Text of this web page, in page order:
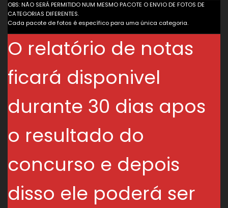
OBS: NÃO SERÁ PERMITIDO NUM MESMO PACOTE O ENVIO DE FOTOS DE
CATEGORIAS DIFERENTES.
Cada pacote de fotos é específico para uma única categoria.
O relatório de notas
ficará disponivel
durante 30 dias apos
o resultado do
concurso e depois
disso ele poderá ser